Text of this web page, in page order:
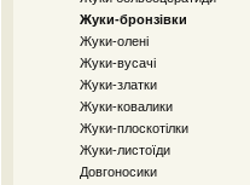
Жуки-бронзівки
Жуки-олені
Жуки-вусачі
Жуки-златки
Жуки-ковалики
Жуки-плоскотілки
Жуки-листоїди
Довгоносики